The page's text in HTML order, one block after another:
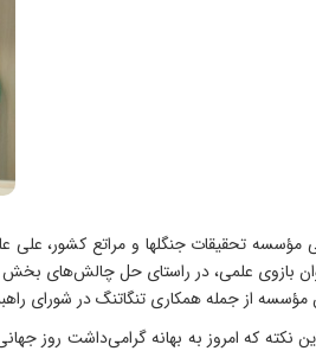
مؤسسه تحقیقات جنگلها و مراتع کشور، علی
بازوی علمی، در راستای حل چالش‌های بخش
از جمله همکاری تنگاتنگ در شورای